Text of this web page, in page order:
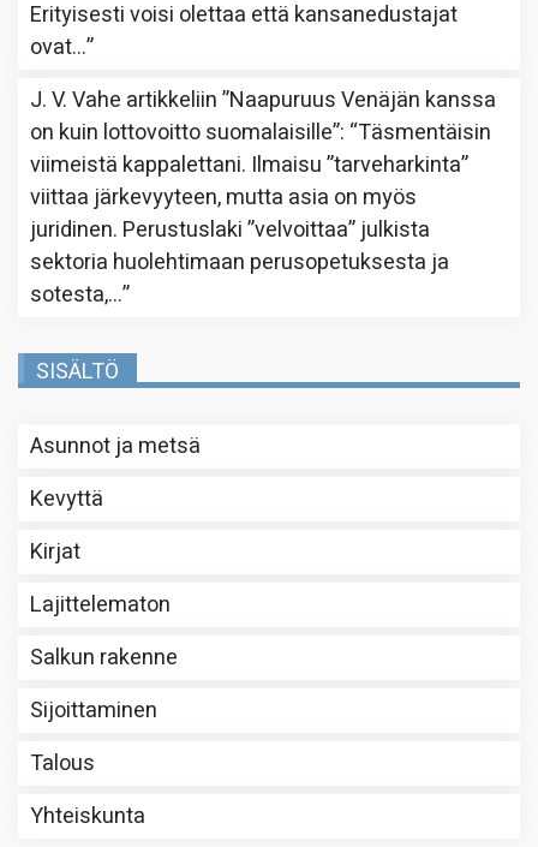
Erityisesti voisi olettaa että kansanedustajat
ovat…”
J. V. Vahe artikkeliin”Naapuruus Venäjän kanssa
on kuin lottovoitto suomalaisille”: “Täsmentäisin
viimeistä kappalettani. Ilmaisu ”tarveharkinta”
viittaa järkevyyteen, mutta asia on myös
juridinen. Perustuslaki ”velvoittaa” julkista
sektoria huolehtimaan perusopetuksesta ja
sotesta,…”
SISÄLTÖ
Asunnot ja metsä
Kevyttä
Kirjat
Lajittelematon
Salkun rakenne
Sijoittaminen
Talous
Yhteiskunta